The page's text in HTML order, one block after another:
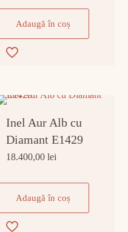
Adaugă în coș
Inel Aur Alb cu
Diamant E1429
18.400,00lei
Adaugă în coș